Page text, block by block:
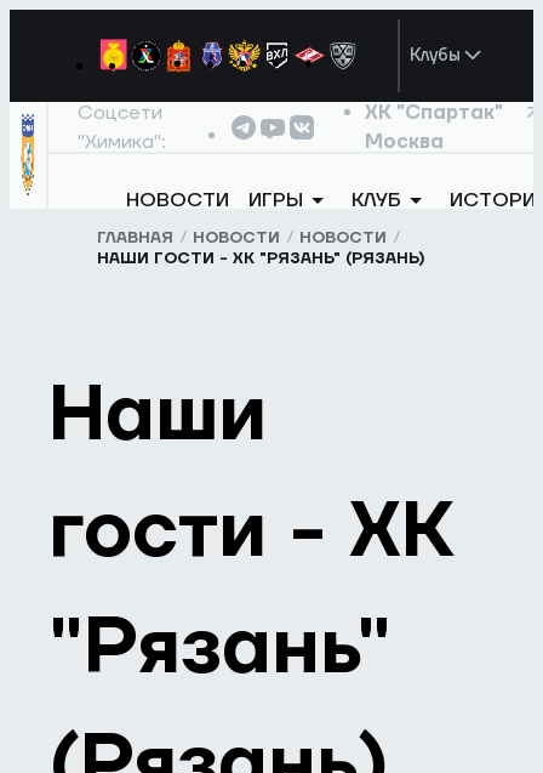
Клубы
Соцсети
"Химика":
ХК "Спартак"
Москва
НОВОСТИ ИГРЫ КЛУБ
ГЛАВНАЯ НОВОСТИ
НОВОСТИ
НАШИ ГОСТИ - ХК "РЯЗАНЬ" (РЯЗАНЬ)
Наши
гости - ХК
"Рязань"